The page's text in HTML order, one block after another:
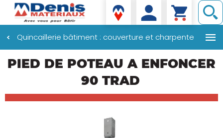
Denis matériaux
Quincaillerie bâtiment : couverture et charpente
PIED DE POTEAU A ENFONCER
90 TRAD